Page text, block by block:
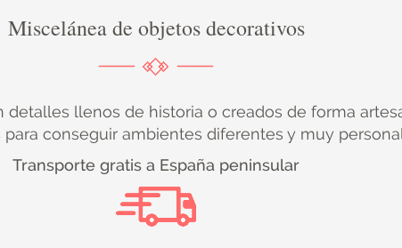
Miscelánea de objetos decorativos
detalles llenos de historia o creados de forma
para conseguir ambientes diferentes y muy
Transporte gratis a España peninsular